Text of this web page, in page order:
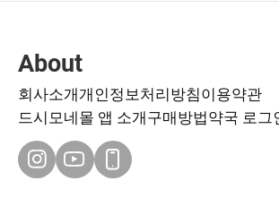
About
회사소개개인정보처리방침이용약관
드시모네몰 앱 소개 구매방법약국 로그